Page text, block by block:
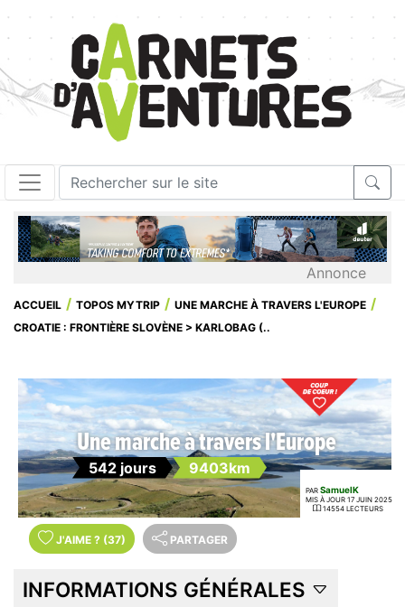
Annonce
ACCUEIL TOPOS MYTRIP
UNE MARCHE À TRAVERS L'EUROPE
CROATIE : FRONTIÈRE SLOVÈNE > KARLOBAG (..
Une marche à travers l'Europe
542 jours 9403km
PAR SamuelK
MIS À JOUR 17 JUIN 2025
14554 LECTEURS
J'AIME ? (37) PARTAGER
INFORMATIONS GÉNÉRALES